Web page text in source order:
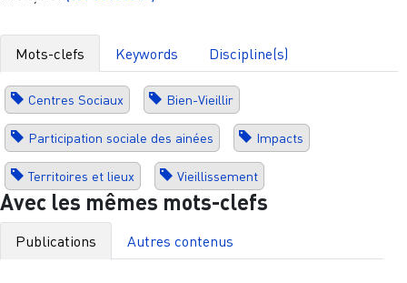
Mots-clefs Keywords Discipline(s)
Centres Sociaux Bien-Vieillir
Participation sociale des ainées Impacts
Territoires et lieux Vieillissement
Avec les mêmes mots-clefs
Publications Autres contenus